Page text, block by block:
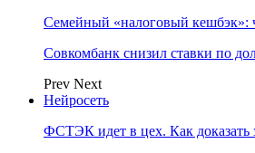
Семейный «налоговый кешбэк»:
Совкомбанк снизил ставки по
Prev Next
Нейросеть
ФСТЭК идет в цех. Как